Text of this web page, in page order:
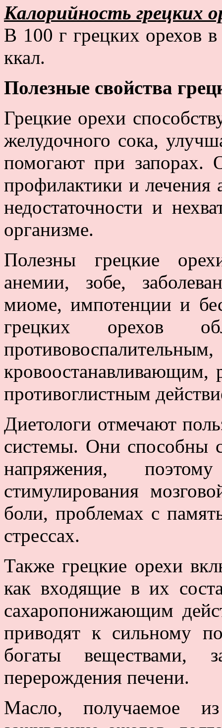
Калорийность грецких
В 100 г грецких орехов
ккал.
Полезные свойства
Грецкие орехи
желудочного сока,
помогают при запорах.
профилактики и лечения
недостаточности и
организме.
Полезны грецкие
анемии, зобе,
миоме, импотенции и
грецких орехов
противоглистным
Диетологи отмечают
системы. Они способны
напряжения,
стимулирования
боли, проблемах с
стрессах.
Также грецкие орехи
как входящие в их
сахаропонижающим
приводят к сильному
богаты веществами,
перерождения печени.
Масло, получаемое